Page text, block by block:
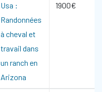
Usa :
Randonnées
à cheval et
travail dans
un ranch en
Arizona
1900€